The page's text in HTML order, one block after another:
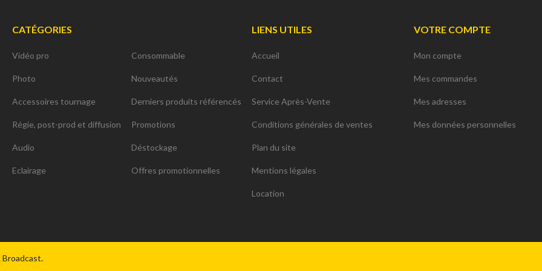
CATÉGORIES
Vidéo pro
Photo
Accessoires tournage
Régie, post-prod et diffusion
Audio
Eclairage
Consommable
Nouveautés
Derniers produits référencés
Promotions
Déstockage
Offres promotionnelles
LIENS UTILES
Accueil
Contact
Service Après-Vente
Conditions générales de ventes
Plan du site
Mentions légales
Location
VOTRE COMPTE
Mon compte
Mes commandes
Mes adresses
Mes données personnelles
confidentialité, en garantissant la conformité avec les réglementations. Personnalisez vos préférences pour contrôler la manière dont